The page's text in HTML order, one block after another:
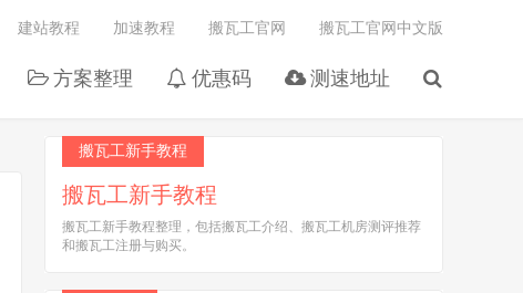
方案整理 优惠码 测速地址
建站教程 加速教程 搬瓦工官网 搬瓦工官网中文版
搬瓦工新手教程
搬瓦工新手教程
搬瓦工新手教程整理，包括搬瓦工介绍、搬瓦工机房测评推荐
和搬瓦工注册与购买。